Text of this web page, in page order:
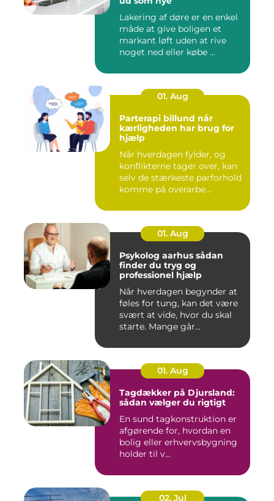
Lakering af døre er en enkel
måde at give boligen et
markant løft uden at rive
noget ned eller købe ...
01. Aug
Parterapi billund når
kærligheden har brug for
hjælp
Når hverdagen fylder, og
konflikterne tager over, kan
selv de stærkeste parforhold
komme på overarbe...
01. Aug
Psykolog aarhus sådan
finder du tryg og
professionel hjælp
Når hverdagen begynder at
føles for tung, kan det være
svært at vide, hvor du skal
starte. Mange går...
01. Aug
Tagdækker på Djursland:
sådan vælger du rigtigt
En sund tagkonstruktion er
afgørende for, hvordan en
bolig eller erhvervsbygning
holder til v...
02. Jul